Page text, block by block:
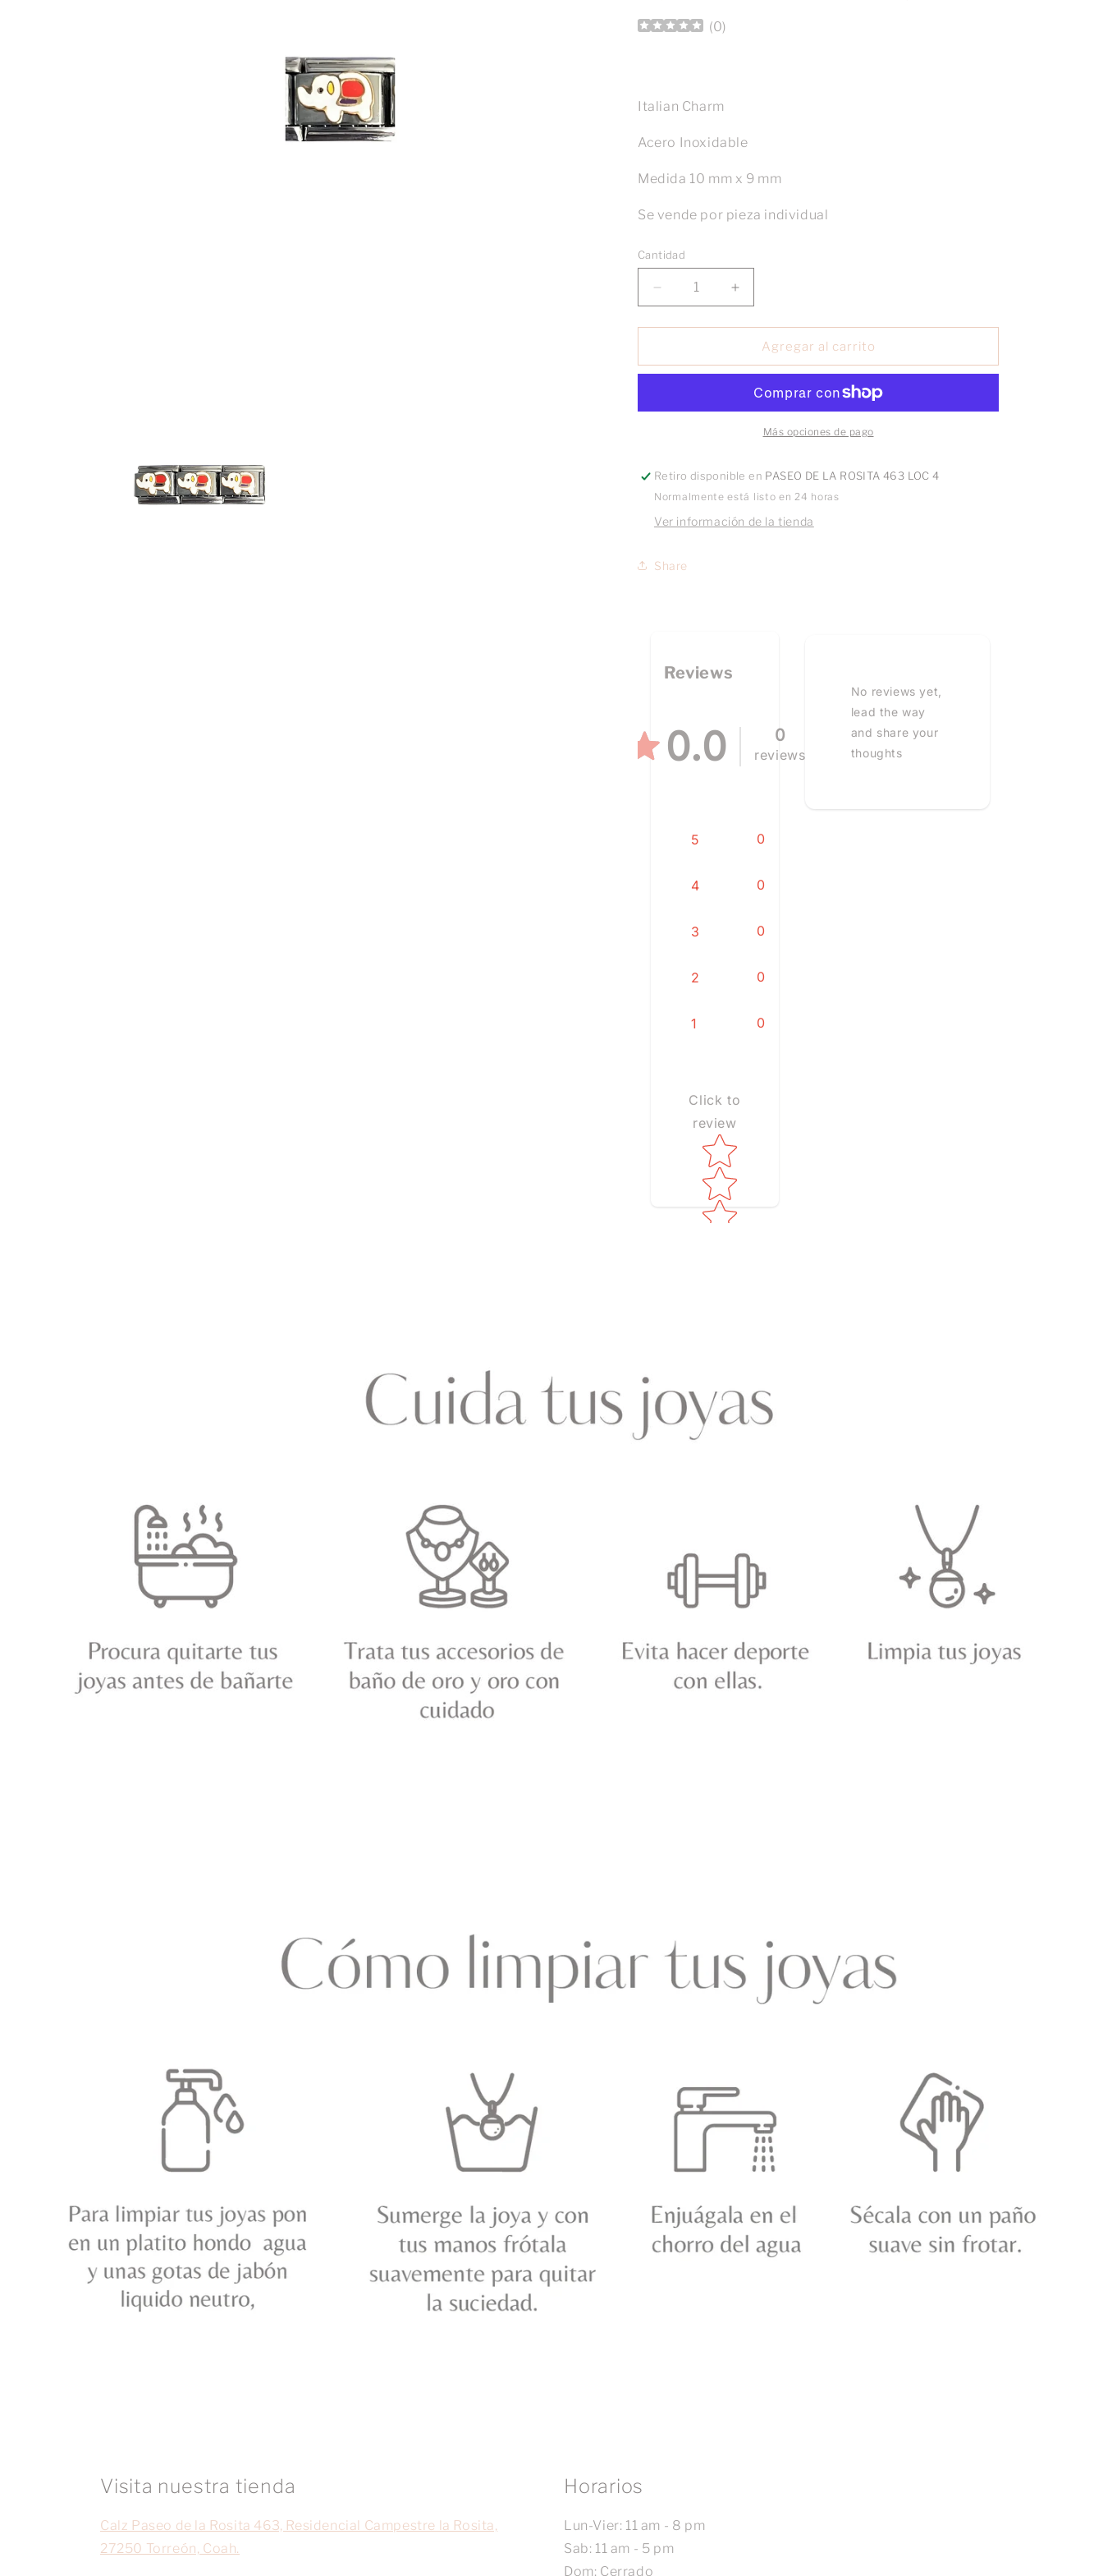
(0)
Italian Charm
Acero Inoxidable
Medida 10 mm x 9 mm
Se vende por pieza individual
Cantidad
Reducir
cantidad
para
elefante
Aumentar
cantidad
para
Charm
elefante
Agregar al carrito
Más opciones de pago
Retiro disponible en PASEO DE LA ROSITA 463 LOC 4
Normalmente está listo en 24 horas
Ver información de la tienda
Share
Reviews
0.0 0
reviews
5 0
4 0
3 0
2 0
1 0
Click to
review
Star rating
No reviews yet,
lead the way
and share your
thoughts
Visita nuestra tienda
Calz Paseo de la Rosita 463, Residencial Campestre la Rosita,
27250 Torreón, Coah.
Horarios
Lun-Vier: 11 am - 8 pm
Sab: 11 am - 5 pm
Dom: Cerrado